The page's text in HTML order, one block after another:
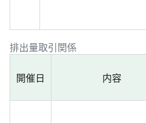
排出量取引関係
開催日 内容